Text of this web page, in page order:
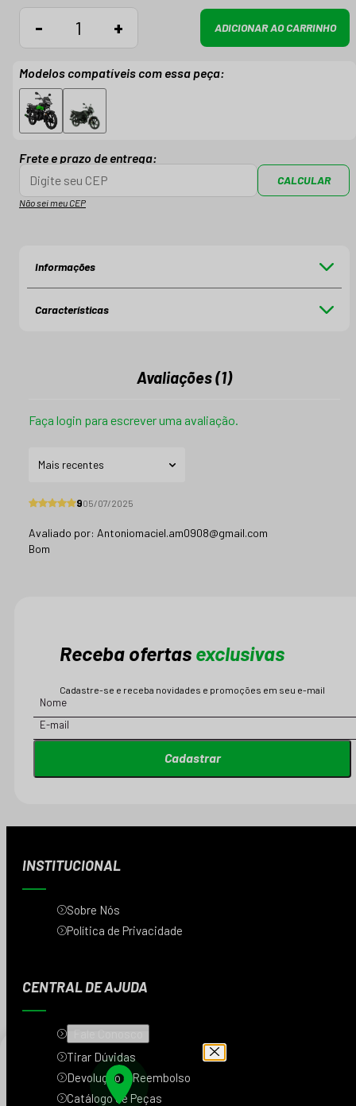
- + ADICIONAR AO CARRINHO
Modelos compatíveis com essa peça:
Frete e prazo de entrega:
CALCULAR
Não sei meu CEP
Informações
Características
Avaliações (1)
Faça login para escrever uma avaliação.
905/07/2025
Avaliado por: Antoniomaciel.am0908@gmail.com
Bom
Receba ofertas exclusivas
Cadastre-se e receba novidades e promoções em seu e-mail
Cadastrar
INSTITUCIONAL
Sobre Nós
Política de Privacidade
CENTRAL DE AJUDA
Tirar Dúvidas
Devolução e Reembolso
Catálogo de Peças